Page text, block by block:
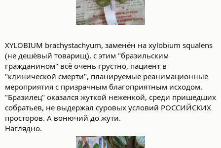
XYLOBIUM brachystachyum, заменён на xylobium squalens
(не дешёвый товарищ), с этим "бразильским
гражданином" всё очень грустно, пациент в
"клинической смерти", планируемые реанимационные
мероприятия с призрачным благоприятным исходом.
"Бразилец" оказался жуткой неженкой, среди пришедших
собратьев, не выдержал суровых условий РОССИЙСКИХ
просторов. А вонючий до жути.
Наглядно.